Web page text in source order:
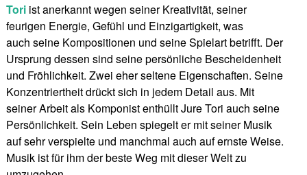
Tori ist anerkannt wegen seiner Kreativität, seiner
feurigen Energie, Gefühl und Einzigartigkeit, was
auch seine Kompositionen und seine Spielart betrifft. Der
Ursprung dessen sind seine persönliche Bescheidenheit
und Fröhlichkeit. Zwei eher seltene Eigenschaften. Seine
Konzentriertheit drückt sich in jedem Detail aus. Mit
seiner Arbeit als Komponist enthüllt Jure Tori auch seine
Persönlichkeit. Sein Leben spiegelt er mit seiner Musik
auf sehr verspielte und manchmal auch auf ernste Weise.
Musik ist für ihm der beste Weg mit dieser Welt zu